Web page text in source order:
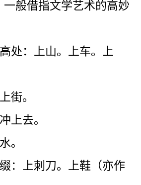
一般借指文学艺术的高妙
处：上山。上车。上
街。
上去。
。
：上刺刀。上鞋（亦作